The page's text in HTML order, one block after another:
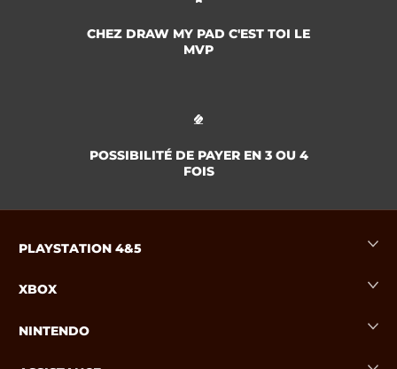
CHEZ DRAW MY PAD C'EST TOI LE
MVP
POSSIBILITÉ DE PAYER EN 3 OU 4
FOIS
PLAYSTATION 4&5
XBOX
NINTENDO